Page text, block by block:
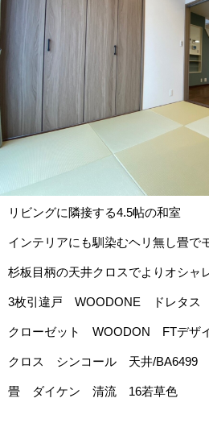
リビングに隣接する4.5帖の和室
インテリアにも馴染むヘリ無し畳で
杉板目柄の天井クロスでよりオシャ
3枚引違戸 WOODONE ドレタス
クローゼット WOODON FTデザ
クロス シンコール 天井/BA6499
畳 ダイケン 清流 16若草色